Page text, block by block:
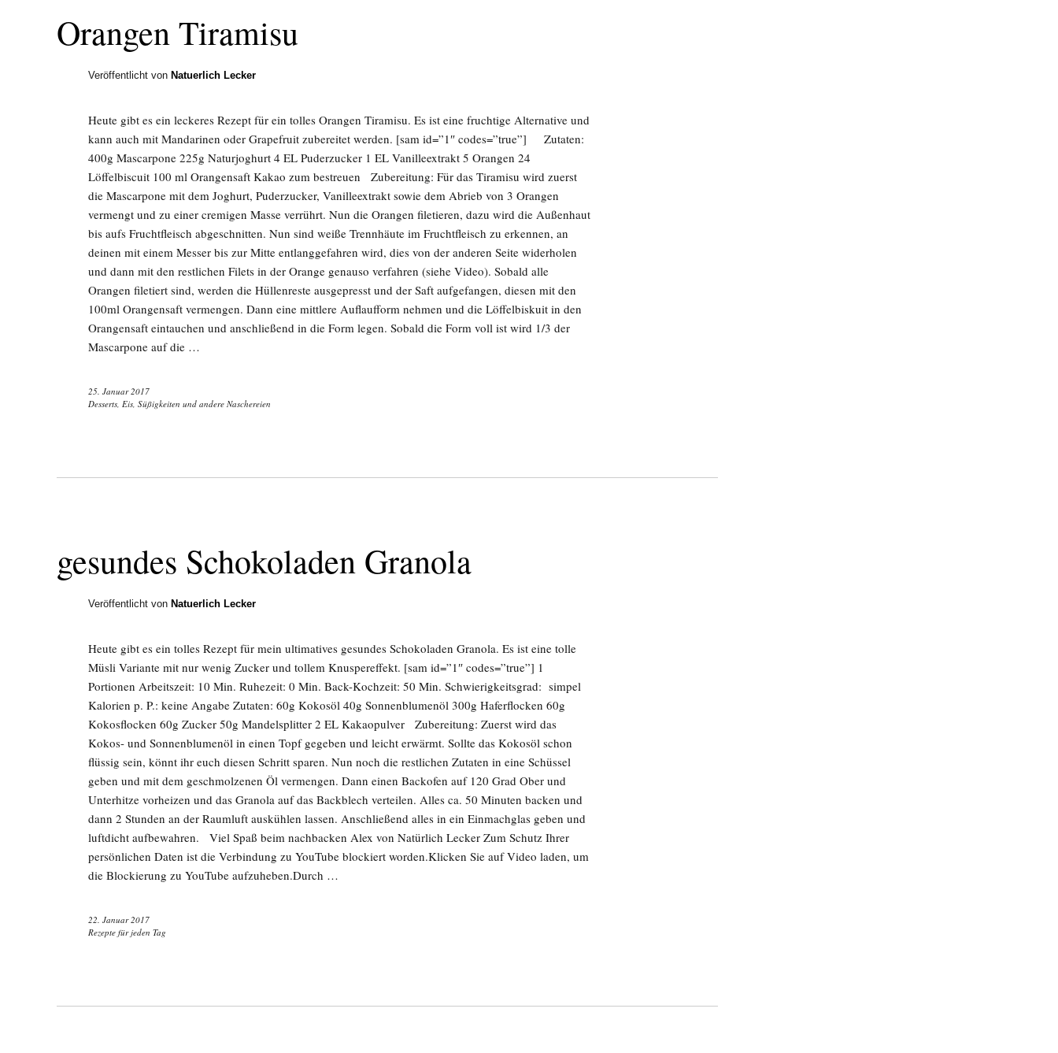
Orangen Tiramisu
Veröffentlicht von Natuerlich Lecker
Heute gibt es ein leckeres Rezept für ein tolles Orangen Tiramisu. Es ist eine fruchtige Alternative und
kann auch mit Mandarinen oder Grapefruit zubereitet werden. [sam id=”1″ codes=”true”] Zutaten:
400g Mascarpone 225g Naturjoghurt 4 EL Puderzucker 1 EL Vanilleextrakt 5 Orangen 24
Löffelbiscuit 100 ml Orangensaft Kakao zum bestreuen Zubereitung: Für das Tiramisu wird zuerst
die Mascarpone mit dem Joghurt, Puderzucker, Vanilleextrakt sowie dem Abrieb von 3 Orangen
vermengt und zu einer cremigen Masse verrührt. Nun die Orangen filetieren, dazu wird die Außenhaut
bis aufs Fruchtfleisch abgeschnitten. Nun sind weiße Trennhäute im Fruchtfleisch zu erkennen, an
deinen mit einem Messer bis zur Mitte entlanggefahren wird, dies von der anderen Seite widerholen
und dann mit den restlichen Filets in der Orange genauso verfahren (siehe Video). Sobald alle
Orangen filetiert sind, werden die Hüllenreste ausgepresst und der Saft aufgefangen, diesen mit den
100ml Orangensaft vermengen. Dann eine mittlere Auflaufform nehmen und die Löffelbiskuit in den
Orangensaft eintauchen und anschließend in die Form legen. Sobald die Form voll ist wird 1/3 der
Mascarpone auf die …
25. Januar 2017
Desserts, Eis, Süßigkeiten und andere Naschereien
gesundes Schokoladen Granola
Veröffentlicht von Natuerlich Lecker
Heute gibt es ein tolles Rezept für mein ultimatives gesundes Schokoladen Granola. Es ist eine tolle
Müsli Variante mit nur wenig Zucker und tollem Knuspereffekt. [sam id=”1″ codes=”true”] 1
Portionen Arbeitszeit: 10 Min. Ruhezeit: 0 Min. Back-Kochzeit: 50 Min. Schwierigkeitsgrad: simpel
Kalorien p. P.: keine Angabe Zutaten: 60g Kokosöl 40g Sonnenblumenöl 300g Haferflocken 60g
Kokosflocken 60g Zucker 50g Mandelsplitter 2 EL Kakaopulver Zubereitung: Zuerst wird das
Kokos- und Sonnenblumenöl in einen Topf gegeben und leicht erwärmt. Sollte das Kokosöl schon
flüssig sein, könnt ihr euch diesen Schritt sparen. Nun noch die restlichen Zutaten in eine Schüssel
geben und mit dem geschmolzenen Öl vermengen. Dann einen Backofen auf 120 Grad Ober und
Unterhitze vorheizen und das Granola auf das Backblech verteilen. Alles ca. 50 Minuten backen und
dann 2 Stunden an der Raumluft auskühlen lassen. Anschließend alles in ein Einmachglas geben und
luftdicht aufbewahren. Viel Spaß beim nachbacken Alex von Natürlich Lecker Zum Schutz Ihrer
persönlichen Daten ist die Verbindung zu YouTube blockiert worden.Klicken Sie auf Video laden, um
die Blockierung zu YouTube aufzuheben.Durch …
22. Januar 2017
Rezepte für jeden Tag